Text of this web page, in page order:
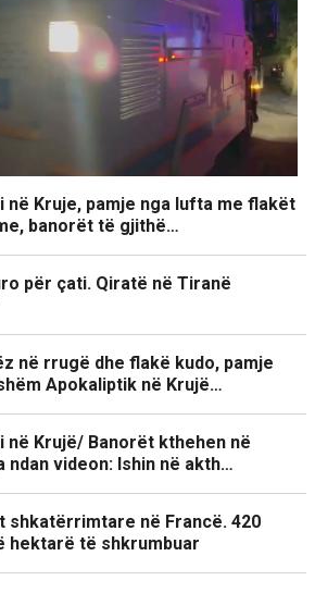
në Kruje, pamje nga lufta me flakët
banorët të gjithë…
për çati. Qiratë në Tiranë
në rrugë dhe flakë kudo, pamje
Apokaliptik në Krujë…
në Krujë/ Banorët kthehen në
ndan videon: Ishin në akth…
shkatërrimtare në Francë. 420
hektarë të shkrumbuar